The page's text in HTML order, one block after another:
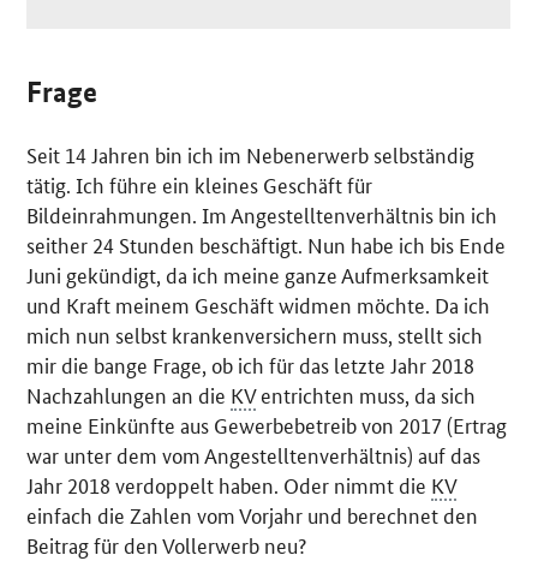
Frage
Seit 14 Jahren bin ich im Nebenerwerb selbständig
tätig. Ich führe ein kleines Geschäft für
Bildeinrahmungen. Im Angestelltenverhältnis bin ich
seither 24 Stunden beschäftigt. Nun habe ich bis Ende
Juni gekündigt, da ich meine ganze Aufmerksamkeit
und Kraft meinem Geschäft widmen möchte. Da ich
mich nun selbst krankenversichern muss, stellt sich
mir die bange Frage, ob ich für das letzte Jahr 2018
Nachzahlungen an die KVentrichten muss, da sich
meine Einkünfte aus Gewerbebetreib von 2017 (Ertrag
war unter dem vom Angestelltenverhältnis) auf das
Jahr 2018 verdoppelt haben. Oder nimmt die KV
einfach die Zahlen vom Vorjahr und berechnet den
Beitrag für den Vollerwerb neu?